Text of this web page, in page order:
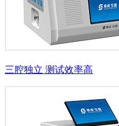
三腔独立 测试效率高